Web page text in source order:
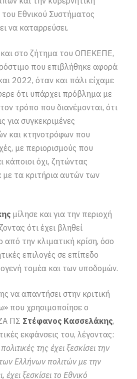
Εθνικού Συστήματος
να καταρρεύσει.
στο ζήτημα του ΟΠΕΚΕΠΕ,
που επιβλήθηκε αφορά
2022, όταν και πάλι είχαμε
ότι υπάρχει πρόβλημα με
τρόπο που διανέμονται, ότι
για συγκεκριμένες
και κτηνοτρόφων που
με περιορισμούς που
κάποιοι όχι, ζητώντας
με τα κριτήρια αυτών των
μίλησε και για την περιοχή
ότι έχει βληθεί
από την κλιματική κρίση, όσο
επιλογές σε επίπεδο
τομέα και των υποδομών.
να απαντήσει στην κριτική
που χρησιμοποίησε ο
ΠΣ Στέφανος Κασσελάκης,
εκφάνσεις του, λέγοντας:
της έχει ξεσκίσει την
Ελλήνων πολιτών με την
έχει ξεσκίσει το Εθνικό